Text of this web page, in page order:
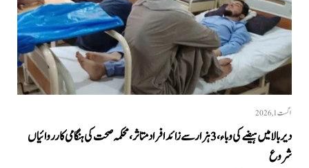
اگست 1, 2026
دیر بالا میں ہیضے کی وباء، 3 ہزار سے زائد افراد متاثر، محکمہ صحت کی ہنگامی کارروائیاں
شروع